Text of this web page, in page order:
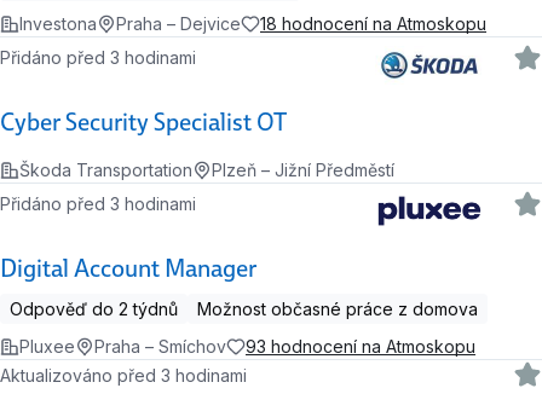
Investona
Praha – Dejvice 18 hodnocení na Atmoskopu
Cyber Security Specialist OT
Přidáno před 3 hodinami
Škoda Transportation Plzeň – Jižní Předměstí
Digital Account Manager
Přidáno před 3 hodinami
Odpověď do 2 týdnů
Možnost občasné práce z domova
Pluxee
Praha – Smíchov 93 hodnocení na Atmoskopu
Aktualizováno před 3 hodinami